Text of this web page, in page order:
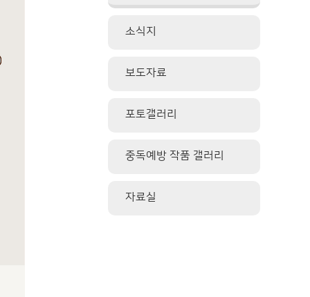
소식지
보도자료
포토갤러리
중독예방 작품 갤러리
자료실